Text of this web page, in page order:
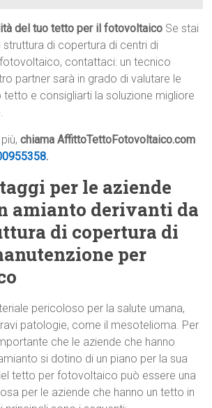
del tuo tetto per il fotovoltaico Se stai
di copertura di centri di
contattaci: un tecnico
partner sarà in grado di valutare le
tetto e consigliarti la soluzione migliore
più,chiama AffittoTettoFotovoltaico.com
.
per le aziende
amianto derivanti da
di copertura di
per
pericoloso per la salute umana,
patologie, come il mesotelioma. Per
che le aziende che hanno
si dotino di un piano per la sua
tetto per fotovoltaico può essere una
per le aziende che hanno un tetto in